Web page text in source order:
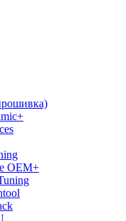
OEM+